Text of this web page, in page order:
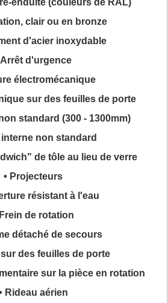
enduite (couleurs de RAL)
clair ou en bronze
d'acier inoxydable
Arrêt d'urgence
électromécanique
sur des feuilles de porte
standard (300 - 1300mm)
interne non standard
de tôle au lieu de verre
• Projecteurs
résistant à l'eau
de rotation
détaché de secours
sur des feuilles de porte
sur la pièce en rotation
Rideau aérien